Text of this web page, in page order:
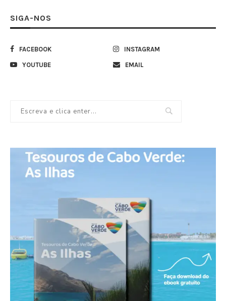
SIGA-NOS
FACEBOOK INSTAGRAM
YOUTUBE EMAIL